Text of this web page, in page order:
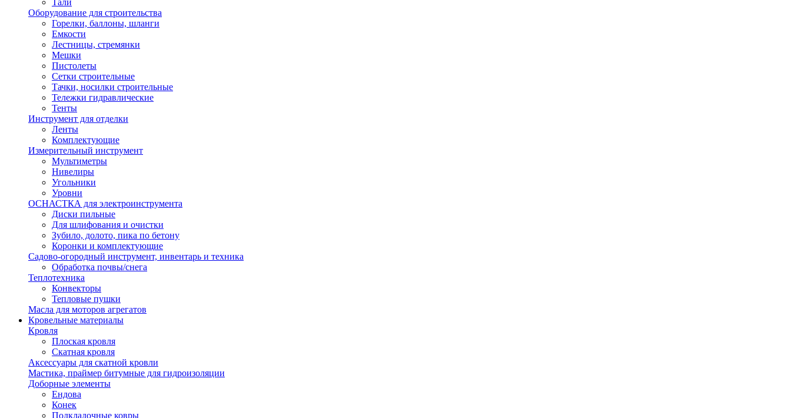
Тали
Оборудование для строительства
Горелки, баллоны, шланги
Емкости
Лестницы, стремянки
Мешки
Пистолеты
Сетки строительные
Тачки, носилки строительные
Тележки гидравлические
Тенты
Инструмент для отделки
Ленты
Комплектующие
Измерительный инструмент
Мультиметры
Нивелиры
Угольники
Уровни
ОСНАСТКА для электроинструмента
Диски пильные
Для шлифования и очистки
Зубило, долото, пика по бетону
Коронки и комплектующие
Садово-огородный инструмент, инвентарь и техника
Обработка почвы/снега
Теплотехника
Конвекторы
Тепловые пушки
Масла для моторов агрегатов
Кровельные материалы
Кровля
Плоская кровля
Скатная кровля
Аксессуары для скатной кровли
Мастика, праймер битумные для гидроизоляции
Доборные элементы
Ендова
Конек
Подкладочные ковры